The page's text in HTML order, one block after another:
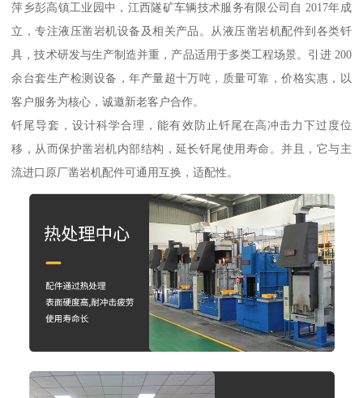
萍乡彭高镇工业园中，江西隧矿车辆技术服务有限公司自 2017年成
立，专注液压凿岩机设备及相关产品。从液压凿岩机配件到各类钎
具，技术研发与生产制造并重，产品适用于多类工程场景。引进 200
余台套生产检测设备，年产量超十万吨，质量可靠，价格实惠，以
客户服务为核心，诚邀新老客户合作。
钎尾导套，设计科学合理，能有效防止钎尾在高冲击力下过度位
移，从而保护凿岩机内部结构，延长钎尾使用寿命。并且，它与主
流进口原厂凿岩机配件可通用互换，适配性。